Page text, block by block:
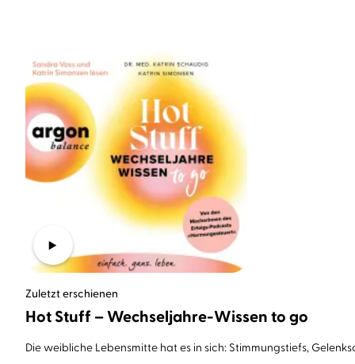
Zuletzt erschienen
Hot Stuff – Wechseljahre-Wissen to go
Die weibliche Lebensmitte hat es in sich: Stimmungstiefs,